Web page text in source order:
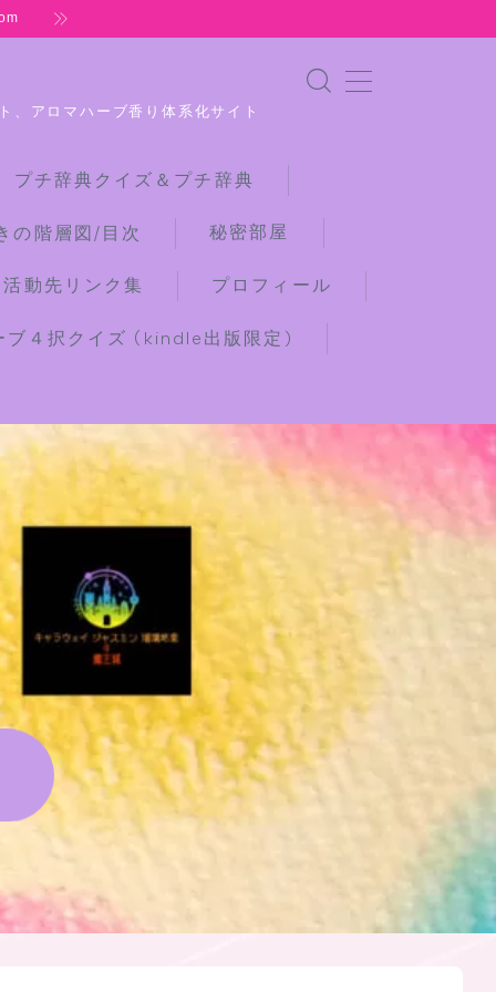
、アロマハーブ香り体系化サイト
チ辞典クイズ＆プチ辞典
の階層図/目次 秘密部屋
動先リンク集 プロフィール
４択クイズ (kindle出版限定)